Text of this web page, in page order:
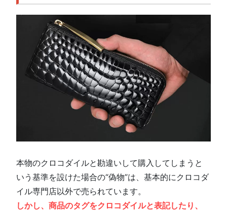
本物のクロコダイルと勘違いして購入してしまうと
いう基準を設けた場合の“偽物”は、基本的にクロコダ
イル専門店以外で売られています。
しかし、商品のタグをクロコダイルと表記したり、